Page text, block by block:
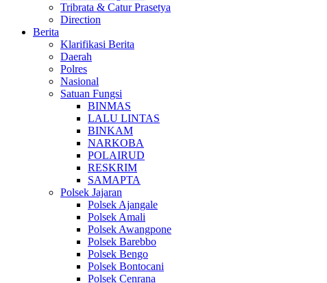
Tribrata & Catur Prasetya
Direction
Berita
Klarifikasi Berita
Daerah
Polres
Nasional
Satuan Fungsi
BINMAS
LALU LINTAS
BINKAM
NARKOBA
POLAIRUD
RESKRIM
SAMAPTA
Polsek Jajaran
Polsek Ajangale
Polsek Amali
Polsek Awangpone
Polsek Barebbo
Polsek Bengo
Polsek Bontocani
Polsek Cenrana